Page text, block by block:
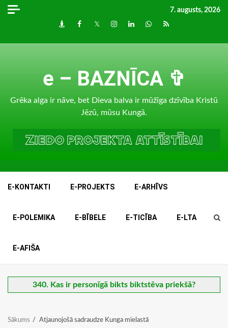
Skip
7. augusts, 2026
DraugiemFacebook
TwitterInstagram
LinkedInwhatsapp
RSS
e – BAZNĪCA ✞
Grēka alga ir nāve, bet Dieva balva ir mūžīga dzīvība Kristū
Jēzū, mūsu Kungā.
E-KONTAKTI E-PROJEKTS E-ARHĪVS
E-POLEMIKA E-BĪBELE E-TICĪBA E-LTA
E-AFIŠA
340. Kas ir personīgā bikts biktstēva priekšā?
Sākums Atjaunojošā sadraudze Kunga mielastā